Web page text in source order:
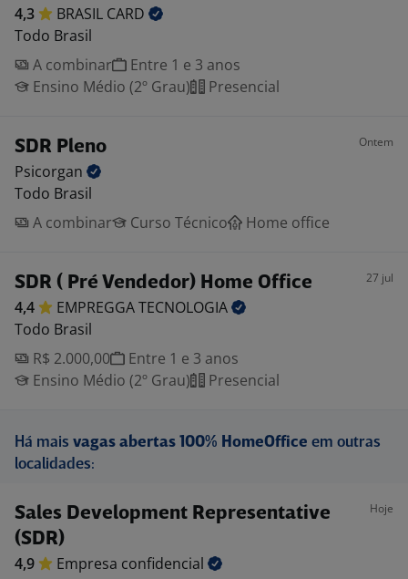
4,3 BRASIL CARD
Todo Brasil
A combinar
Entre 1 e 3 anos
Ensino Médio (2º Grau)
Presencial
SDR Pleno Ontem
Psicorgan
Todo Brasil
A combinar
Curso Técnico Home office
SDR ( Pré Vendedor) Home Office 27 jul
4,4 EMPREGGATECNOLOGIA
Todo Brasil
R$ 2.000,00
Entre 1 e 3 anos
Ensino Médio (2º Grau)
Presencial
Há mais vagas abertas 100% HomeOffice em outras
localidades:
Sales Development Representative
(SDR)
Hoje
4,9 Empresa confidencial